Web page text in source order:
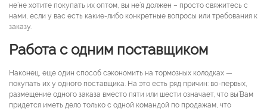
не’не хотите покупать их оптом, вы не’я должен – просто свяжитесь с
нами, если у вас есть какие-либо конкретные вопросы или требования к
заказу.
Работа с одним поставщиком
Наконец, еще один способ сэкономить на тормозных колодках —
покупать их у одного поставщика. На это есть ряд причин: во-первых,
размещение одного заказа вместо пяти или шести означает, что вы’Вам
придется иметь дело только с одной командой по продажам, что